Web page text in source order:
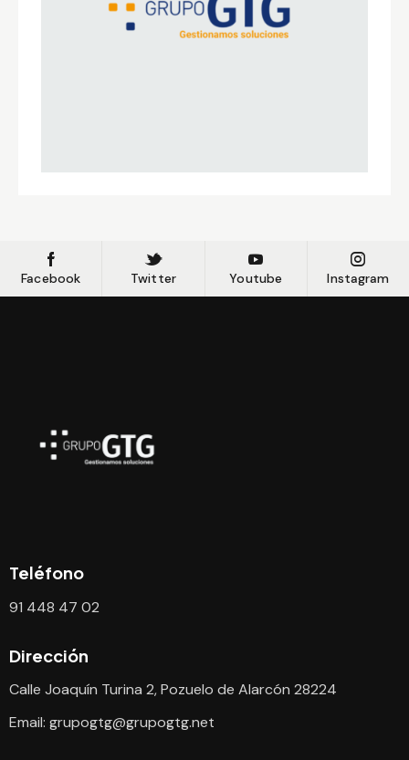
Facebook Twitter Youtube Instagram
Teléfono
91 448 47 02
Dirección
Calle Joaquín Turina 2, Pozuelo de Alarcón 28224
Email: grupogtg@grupogtg.net